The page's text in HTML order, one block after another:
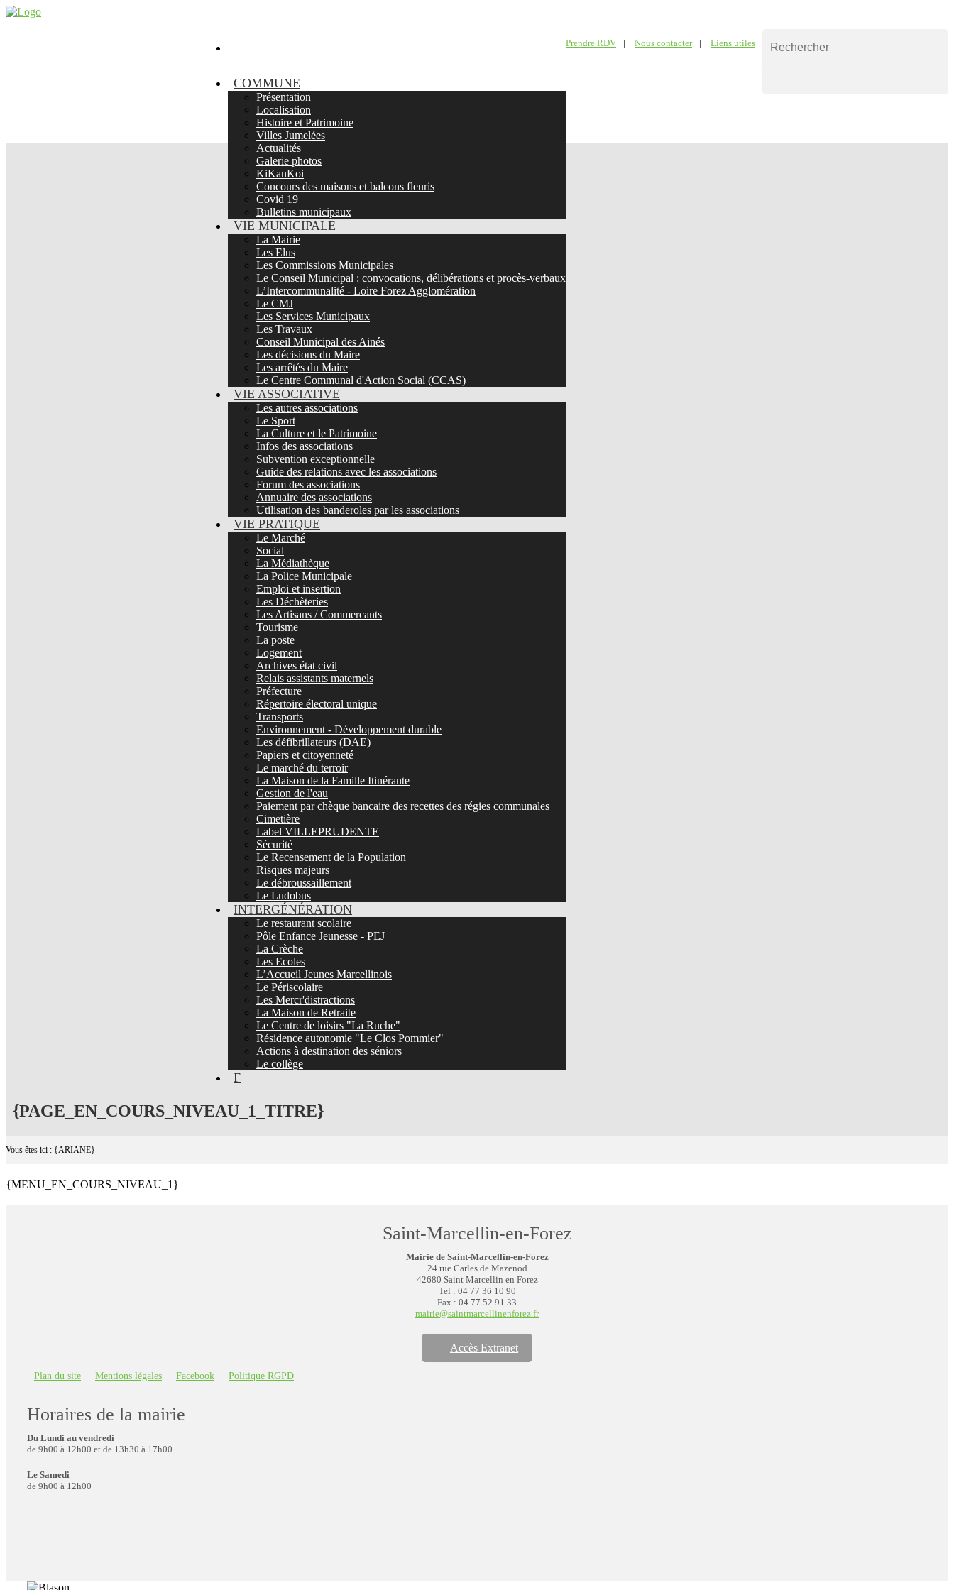
Prendre RDV | Nous contacter | Liens utiles
COMMUNE
Présentation
Localisation
Histoire et Patrimoine
Villes Jumelées
Actualités
Galerie photos
KiKanKoi
Concours des maisons et balcons fleuris
Covid 19
Bulletins municipaux
VIE MUNICIPALE
La Mairie
Les Elus
Les Commissions Municipales
Le Conseil Municipal : convocations, délibérations et procès-verbaux
L’Intercommunalité - Loire Forez Agglomération
Le CMJ
Les Services Municipaux
Les Travaux
Conseil Municipal des Ainés
Les décisions du Maire
Les arrêtés du Maire
Le Centre Communal d'Action Social (CCAS)
VIE ASSOCIATIVE
Les autres associations
Le Sport
La Culture et le Patrimoine
Infos des associations
Subvention exceptionnelle
Guide des relations avec les associations
Forum des associations
Annuaire des associations
Utilisation des banderoles par les associations
VIE PRATIQUE
Le Marché
Social
La Médiathèque
La Police Municipale
Emploi et insertion
Les Déchèteries
Les Artisans / Commercants
Tourisme
La poste
Logement
Archives état civil
Relais assistants maternels
Préfecture
Répertoire électoral unique
Transports
Environnement - Développement durable
Les défibrillateurs (DAE)
Papiers et citoyenneté
Le marché du terroir
La Maison de la Famille Itinérante
Gestion de l'eau
Paiement par chèque bancaire des recettes des régies communales
Cimetière
Label VILLEPRUDENTE
Sécurité
Le Recensement de la Population
Risques majeurs
Le débroussaillement
Le Ludobus
INTERGÉNÉRATION
Le restaurant scolaire
Pôle Enfance Jeunesse - PEJ
La Crèche
Les Ecoles
L’Accueil Jeunes Marcellinois
Le Périscolaire
Les Mercr'distractions
La Maison de Retraite
Le Centre de loisirs "La Ruche"
Résidence autonomie "Le Clos Pommier"
Actions à destination des séniors
Le collège
F
{PAGE_EN_COURS_NIVEAU_1_TITRE}
Vous êtes ici : {ARIANE}
{MENU_EN_COURS_NIVEAU_1}
Saint-Marcellin-en-Forez
Mairie de Saint-Marcellin-en-Forez
24 rue Carles de Mazenod
42680 Saint Marcellin en Forez
Tel : 04 77 36 10 90
Fax : 04 77 52 91 33
mairie@saintmarcellinenforez.fr
Accès Extranet
Plan du site Mentions légales Facebook Politique RGPD
Horaires de la mairie
Du Lundi au vendredi
de 9h00 à 12h00 et de 13h30 à 17h00
Le Samedi
de 9h00 à 12h00